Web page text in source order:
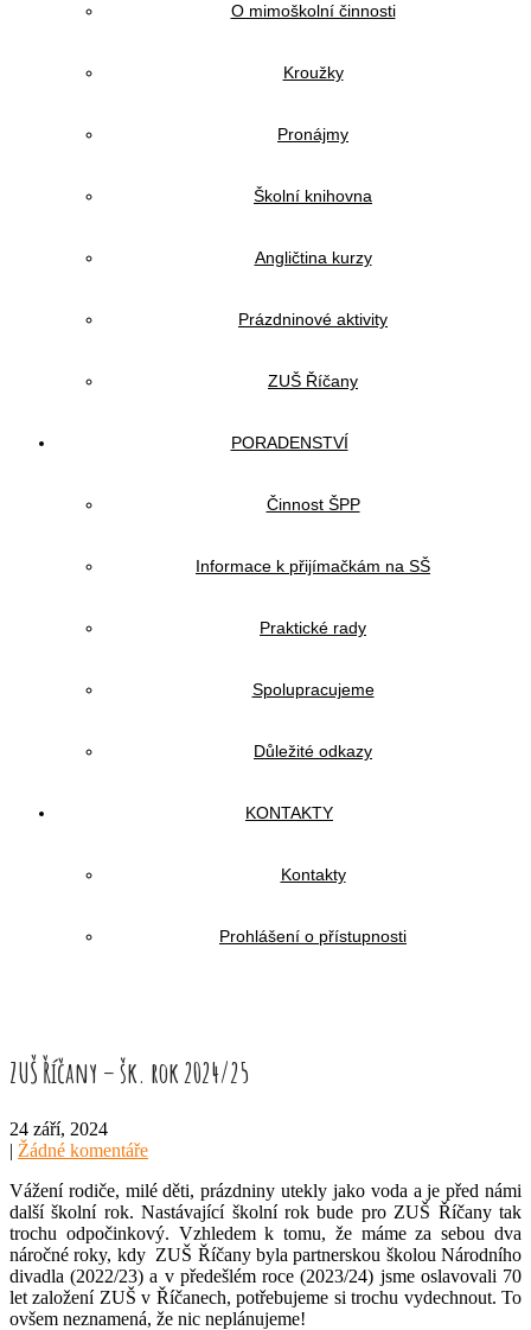
O mimoškolní činnosti
Kroužky
Pronájmy
Školní knihovna
Angličtina kurzy
Prázdninové aktivity
ZUŠ Říčany
PORADENSTVÍ
Činnost ŠPP
Informace k přijímačkám na SŠ
Praktické rady
Spolupracujeme
Důležité odkazy
KONTAKTY
Kontakty
Prohlášení o přístupnosti
ZUŠ Říčany – šk. rok 2024/25
24 září, 2024
| Žádné komentáře
Vážení rodiče, milé děti, prázdniny utekly jako voda a je před námi
další školní rok. Nastávající školní rok bude pro ZUŠ Říčany tak
trochu odpočinkový. Vzhledem k tomu, že máme za sebou dva
náročné roky, kdy ZUŠ Říčany byla partnerskou školou Národního
divadla (2022/23) a v předešlém roce (2023/24) jsme oslavovali 70
let založení ZUŠ v Říčanech, potřebujeme si trochu vydechnout. To
ovšem neznamená, že nic neplánujeme!